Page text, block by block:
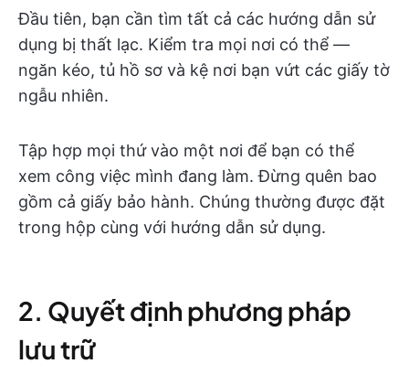
Đầu tiên, bạn cần tìm tất cả các hướng dẫn sử
dụng bị thất lạc. Kiểm tra mọi nơi có thể —
ngăn kéo, tủ hồ sơ và kệ nơi bạn vứt các giấy tờ
ngẫu nhiên.
Tập hợp mọi thứ vào một nơi để bạn có thể
xem công việc mình đang làm. Đừng quên bao
gồm cả giấy bảo hành. Chúng thường được đặt
trong hộp cùng với hướng dẫn sử dụng.
2. Quyết định phương pháp
lưu trữ